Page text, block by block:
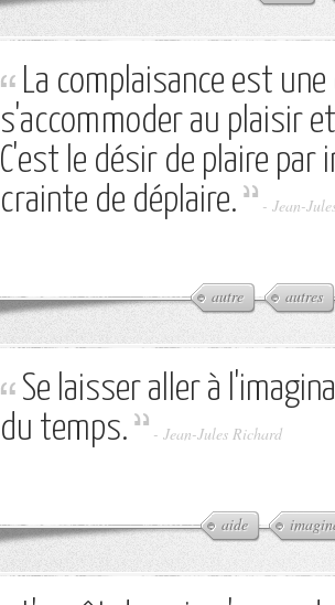
La complaisance est
s'accommoder au plaisir
C'est le désir de plaire
crainte de déplaire.
- Jean-
autre autres
Se laisser aller à
du temps.
- Jean-Jules Richard
aide